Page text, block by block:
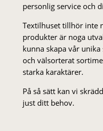
personlig service och
Textilhuset tillhör inte
produkter är noga
kunna skapa vår
och välsorterat
starka karaktärer.
På så sätt kan vi
just ditt behov.